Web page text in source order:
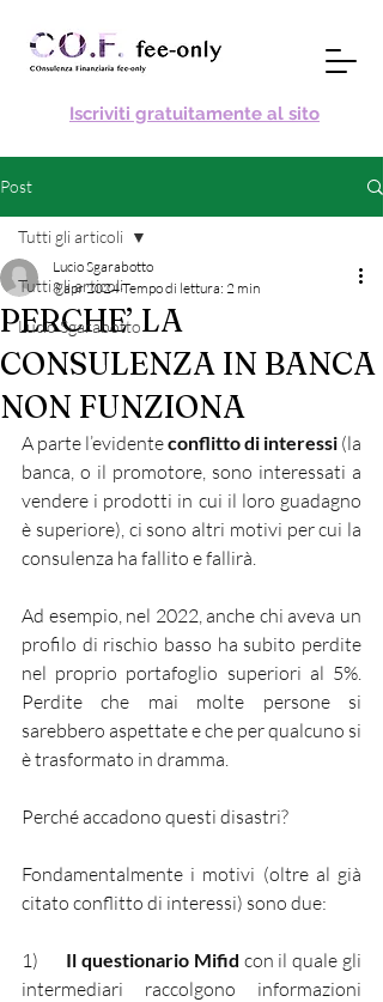
Iscriviti gratuitamente al sito
Post
Tutti gli articoli
Lucio Sgarabotto
Tutti gli articoli
PERCHE’ LA
CONSULENZA IN BANCA
NON FUNZIONA
Lucio Sgarabotto
8 apr 2024Tempo di lettura: 2 min
A parte l’evidente conflitto di interessi (la
banca, o il promotore, sono interessati a
vendere i prodotti in cui il loro guadagno
è superiore), ci sono altri motivi per cui la
consulenza ha fallito e fallirà.
Ad esempio, nel 2022, anche chi aveva un
profilo di rischio basso ha subito perdite
nel proprio portafoglio superiori al 5%.
Perdite che mai molte persone si
sarebbero aspettate e che per qualcuno si
è trasformato in dramma.
Perché accadono questi disastri?
Fondamentalmente i motivi (oltre al già
citato conflitto di interessi) sono due:
1) Il questionario Mifid con il quale gli
intermediari raccolgono informazioni